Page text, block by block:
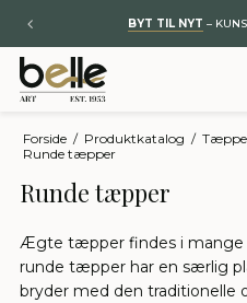
BYT TIL NYT –
Forside / Produktkatalog /
Runde tæpper
Runde tæpper
Ægte tæpper findes i mange
runde tæpper har en særlig
bryder med den traditionelle